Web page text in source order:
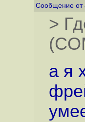
Сообщение от
>
а я